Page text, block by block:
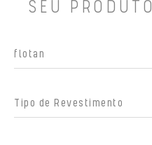
SEU PRODUTO
Tipo de Revestimento